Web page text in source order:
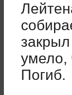
умело,
Погиб.